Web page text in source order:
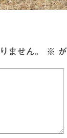
ません。 ※